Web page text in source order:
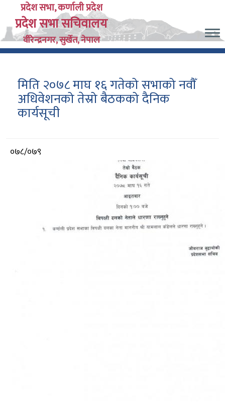
main
content
प्रदेश सभा, कर्णाली प्रदेश
प्रदेश सभा सचिवालय
वीरेन्द्रनगर, सुर्खेत, नेपाल
मिति २०७८ माघ १६ गतेको सभाको नवौँ
अधिवेशनको तेस्रो बैठकको दैनिक
कार्यसूची
आर्थिक
०७८/०७९